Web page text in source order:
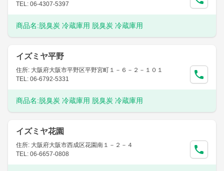
TEL: 06-4307-5397
商品名:脱臭炭 冷蔵庫用 脱臭炭 冷蔵庫用
イズミヤ平野
住所: 大阪府大阪市平野区平野宮町１－６－２－１０１
TEL: 06-6792-5331
商品名:脱臭炭 冷蔵庫用 脱臭炭 冷蔵庫用
イズミヤ花園
住所: 大阪府大阪市西成区花園南１－２－４
TEL: 06-6657-0808